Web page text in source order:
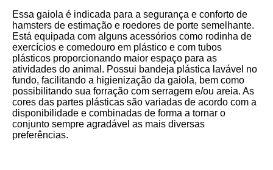
Essa gaiola é indicada para a segurança e conforto de
hamsters de estimação e roedores de porte semelhante.
Está equipada com alguns acessórios como rodinha de
exercícios e comedouro em plástico e com tubos
plásticos proporcionando maior espaço para as
atividades do animal. Possui bandeja plástica lavável no
fundo, facilitando a higienização da gaiola, bem como
possibilitando sua forração com serragem e/ou areia. As
cores das partes plásticas são variadas de acordo com a
disponibilidade e combinadas de forma a tornar o
conjunto sempre agradável as mais diversas
preferências.